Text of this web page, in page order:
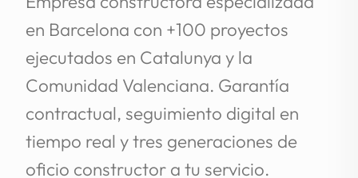
en Barcelona con +100 proyectos
ejecutados en Catalunya y la
Comunidad Valenciana. Garantía
contractual, seguimiento digital en
tiempo real y tres generaciones de
oficio constructor a tu servicio.